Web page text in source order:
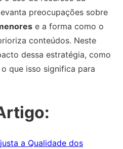
preocupações sobre
e a forma como o
conteúdos. Neste
dessa estratégia, como
que isso significa para
a Qualidade dos